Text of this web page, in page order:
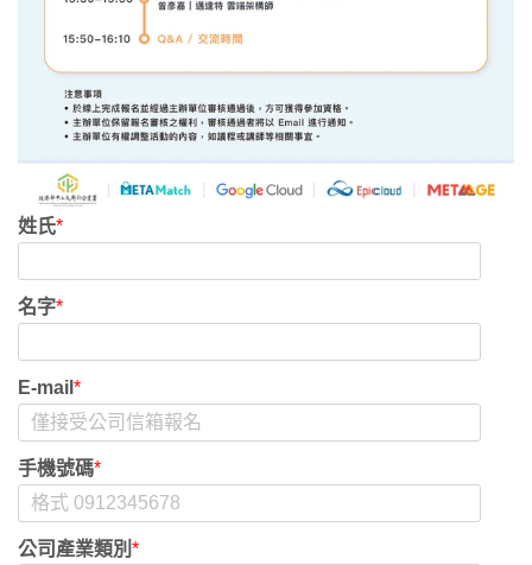
姓氏*
名字*
E-mail *
手機號碼*
公司產業類別 *